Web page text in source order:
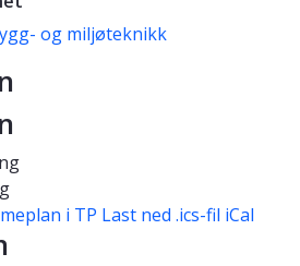
og miljøteknikk
i TP Last ned .ics-fil iCal